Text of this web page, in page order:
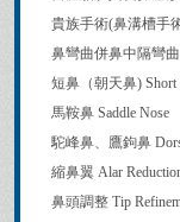
短鼻（朝天鼻) Short
馬鞍鼻 Saddle Nose
縮鼻翼 Alar
鼻頭調整 Tip